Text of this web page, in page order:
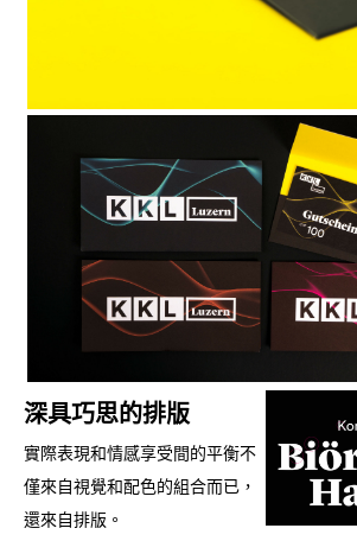
深具巧思的排版
實際表現和情感享受間的平衡不
僅來自視覺和配色的組合而已，
還來自排版。